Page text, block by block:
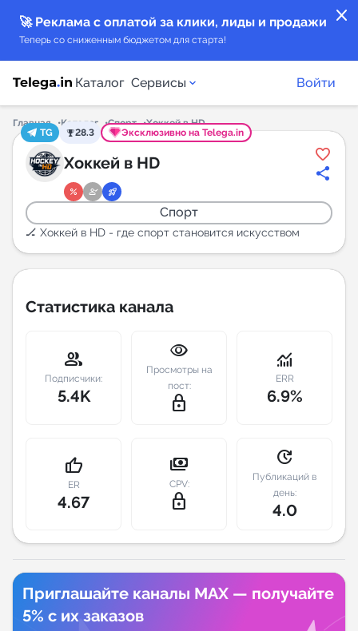
close
🚀 Реклама с оплатой за клики, лиды и продажи
Теперь со сниженным бюджетом для старта!
Каталог Сервисы
Каталог каналов
Каталог ботов
Горящие предложения
Индекс читаемости каналов в Telegram
New
Индивидуальное сопровождение
Войти
Главная Каталог Спорт
Хоккей в HD
TG
28.3 Эксклюзивно на Telega.in
Хоккей в HD
Спорт
🏒️ Хоккей в HD - где спорт становится искусством
Статистика канала
group
Подписчики:
5.4K
visibility
Просмотры на
пост:
lock_outline
monitoring
ERR
6.9%
thumb_up
ER
4.67
payments
CPV:
lock_outline
update
Публикаций в
день:
4.0
Приглашайте каналы MAX — получайте
5% с их заказов